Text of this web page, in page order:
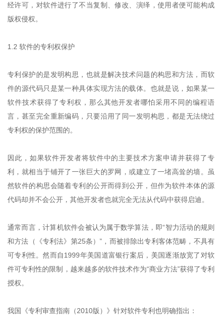
经许可，对软件进行了不当复制、修改、演绎，使用者便可能构成
版权侵权。
1.2 软件的专利权保护
专利保护的是发明构思，也就是解决技术问题的构思和方法，而软
件的源代码只是某一种具体实现方法的载体。也就是说，如果某一
软件技术获得了专利权，那么其他开发者哪怕采用不同的编程语
言，甚至完全重新编码，只要沿用了同一发明构思，都是无法绕过
专利权的保护范围的。
因此，如果软件开发者将软件中的主要技术方案申请并获得了专
利，就相当于铺开了一张巨大的罗网，或建立了一堵高耸的墙。虽
然软件的构思会随着专利的公开而得到公开，但作为软件本体的源
代码却并不会公开，其他开发者也就完全无法从代码中获得启迪。
通常而言，计算机软件会被认为属于数学算法，即“智力活动的规则
和方法（《专利法》第25条）”，而被排除出专利客体范畴，不具有
可专利性。然而自1999年美国道富银行案后，美国逐渐放宽了对软
件可专利性的限制，越来越多的软件技术作为“商业方法”获得了专利
授权。
我国《专利审查指南（2010版）》针对软件专利也明确指出：